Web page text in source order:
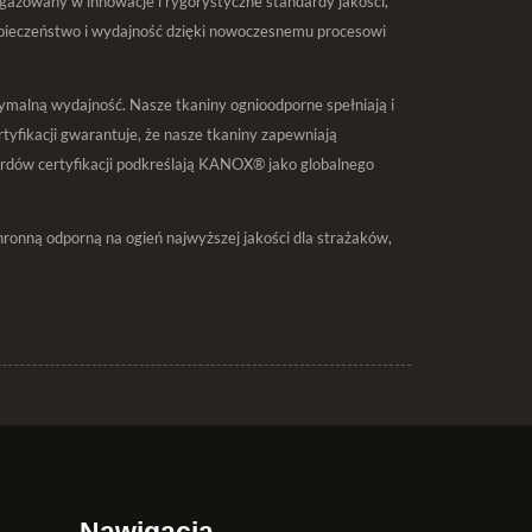
i wydajność dzięki nowoczesnemu procesowi
wydajność. Nasze tkaniny ognioodporne spełniają i
gwarantuje, że nasze tkaniny zapewniają
certyfikacji podkreślają KANOX® jako globalnego
odporną na ogień najwyższej jakości dla strażaków,